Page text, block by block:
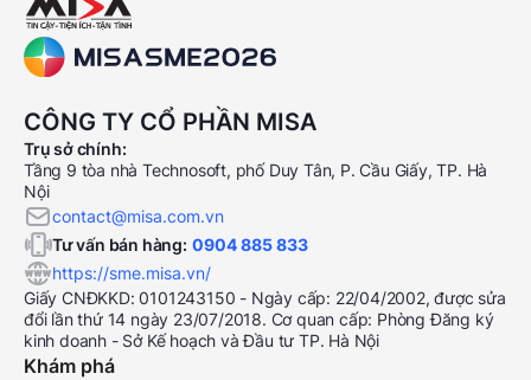
CÔNG TY CỔ PHẦN MISA
Trụ sở chính:
Tầng 9 tòa nhà Technosoft, phố Duy Tân, P. Cầu Giấy, TP. Hà
Nội
contact@misa.com.vn
Tư vấn bán hàng: 0904 885 833
https://sme.misa.vn/
Giấy CNĐKKD: 0101243150 - Ngày cấp: 22/04/2002, được sửa
đổi lần thứ 14 ngày 23/07/2018. Cơ quan cấp: Phòng Đăng ký
kinh doanh - Sở Kế hoạch và Đầu tư TP. Hà Nội
Khám phá